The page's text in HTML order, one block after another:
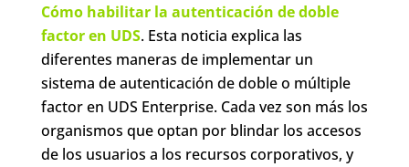
Cómo habilitar la autenticación de doble
factor en UDS. Esta noticia explica las
diferentes maneras de implementar un
sistema de autenticación de doble o múltiple
factor en UDS Enterprise. Cada vez son más los
organismos que optan por blindar los accesos
de los usuarios a los recursos corporativos, y